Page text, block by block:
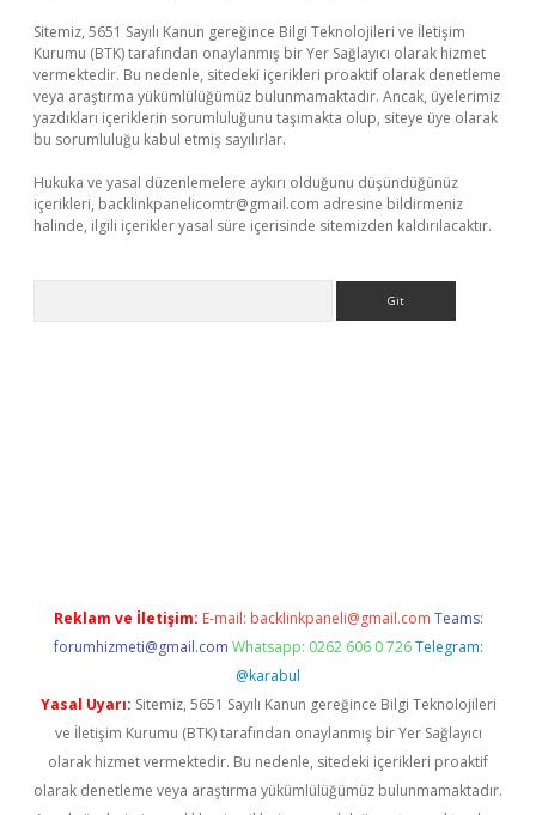
Sitemiz, 5651 Sayılı Kanun gereğince Bilgi Teknolojileri ve İletişim
Kurumu (BTK) tarafından onaylanmış bir Yer Sağlayıcı olarak hizmet
vermektedir. Bu nedenle, sitedeki içerikleri proaktif olarak denetleme
veya araştırma yükümlülüğümüz bulunmamaktadır. Ancak, üyelerimiz
yazdıkları içeriklerin sorumluluğunu taşımakta olup, siteye üye olarak
bu sorumluluğu kabul etmiş sayılırlar.
Hukuka ve yasal düzenlemelere aykırı olduğunu düşündüğünüz
içerikleri, backlinkpanelicomtr@gmail.com adresine bildirmeniz
halinde, ilgili içerikler yasal süre içerisinde sitemizden kaldırılacaktır.
Reklam ve İletişim: E-mail: backlinkpaneli@gmail.com Teams:
forumhizmeti@gmail.com Whatsapp: 0262 606 0 726 Telegram:
@karabul
Yasal Uyarı: Sitemiz, 5651 Sayılı Kanun gereğince Bilgi Teknolojileri
ve İletişim Kurumu (BTK) tarafından onaylanmış bir Yer Sağlayıcı
olarak hizmet vermektedir. Bu nedenle, sitedeki içerikleri proaktif
olarak denetleme veya araştırma yükümlülüğümüz bulunmamaktadır.